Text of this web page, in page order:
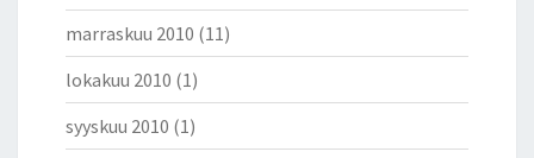
marraskuu 2010 (11)
lokakuu 2010 (1)
syyskuu 2010 (1)